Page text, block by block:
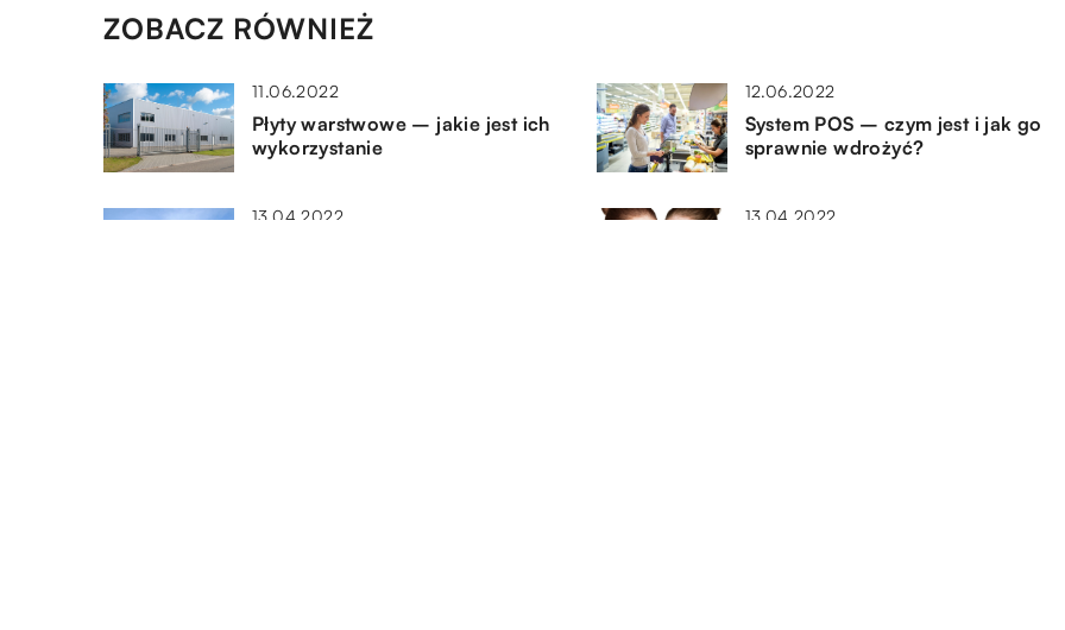
ZOBACZ RÓWNIEŻ
11.06.2022
Płyty warstwowe – jakie jest ich
wykorzystanie
12.06.2022
System POS – czym jest i jak go
sprawnie wdrożyć?
13.04.2022 13.04.2022